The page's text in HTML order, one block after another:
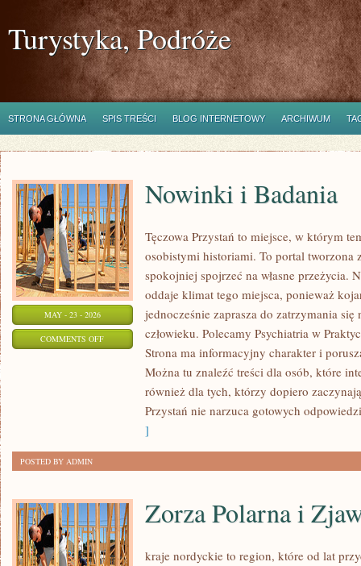
Turystyka, Podróże
STRONA GŁÓWNA SPIS TREŚCI BLOG INTERNETOWY ARCHIWUM
MAY - 23 - 2026
COMMENTS OFFON
Nowinki i Badania
Tęczowa Przystań to miejsce, w którym
osobistymi historiami. To portal tworzona
spokojniej spojrzeć na własne przeżycia.
oddaje klimat tego miejsca, ponieważ
jednocześnie zaprasza do zatrzymania
człowieku. Polecamy Psychiatria w
Strona ma informacyjny charakter i
Można tu znaleźć treści dla osób, które
również dla tych, którzy dopiero
Przystań nie narzuca gotowych
]
POSTED BY ADMIN
Zorza Polarna i
kraje nordyckie to region, które od lat